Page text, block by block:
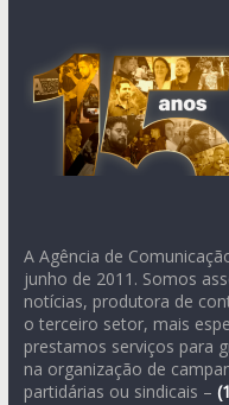
A Agência de
junho de 2011. Somos
notícias, produtora de
o terceiro setor, mais
prestamos serviços para
na organização de
partidárias ou sindicais –